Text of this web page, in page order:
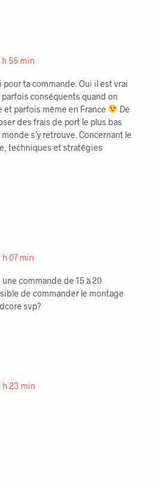
h 55 min
ta commande. Oui il est vrai
conséquents quand on
parfois même en France
De
des frais de port le plus bas
s’y retrouve. Concernant le
techniques et stratégies
07 min
commande de 15 à 20
de commander le montage
svp?
h 23 min